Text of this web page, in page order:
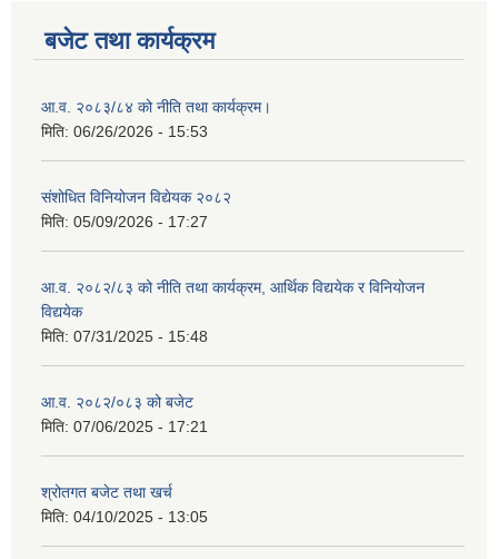
बजेट तथा कार्यक्रम
आ.व. २०८३/८४ को नीति तथा कार्यक्रम।
मिति: 06/26/2026 - 15:53
संशोधित विनियोजन विद्येयक २०८२
मिति: 05/09/2026 - 17:27
आ.व. २०८२/८३ को नीति तथा कार्यक्रम, आर्थिक विद्ययेक र विनियोजन
विद्ययेक
मिति: 07/31/2025 - 15:48
आ.व. २०८२/०८३ को बजेट
मिति: 07/06/2025 - 17:21
श्रोतगत बजेट तथा खर्च
मिति: 04/10/2025 - 13:05